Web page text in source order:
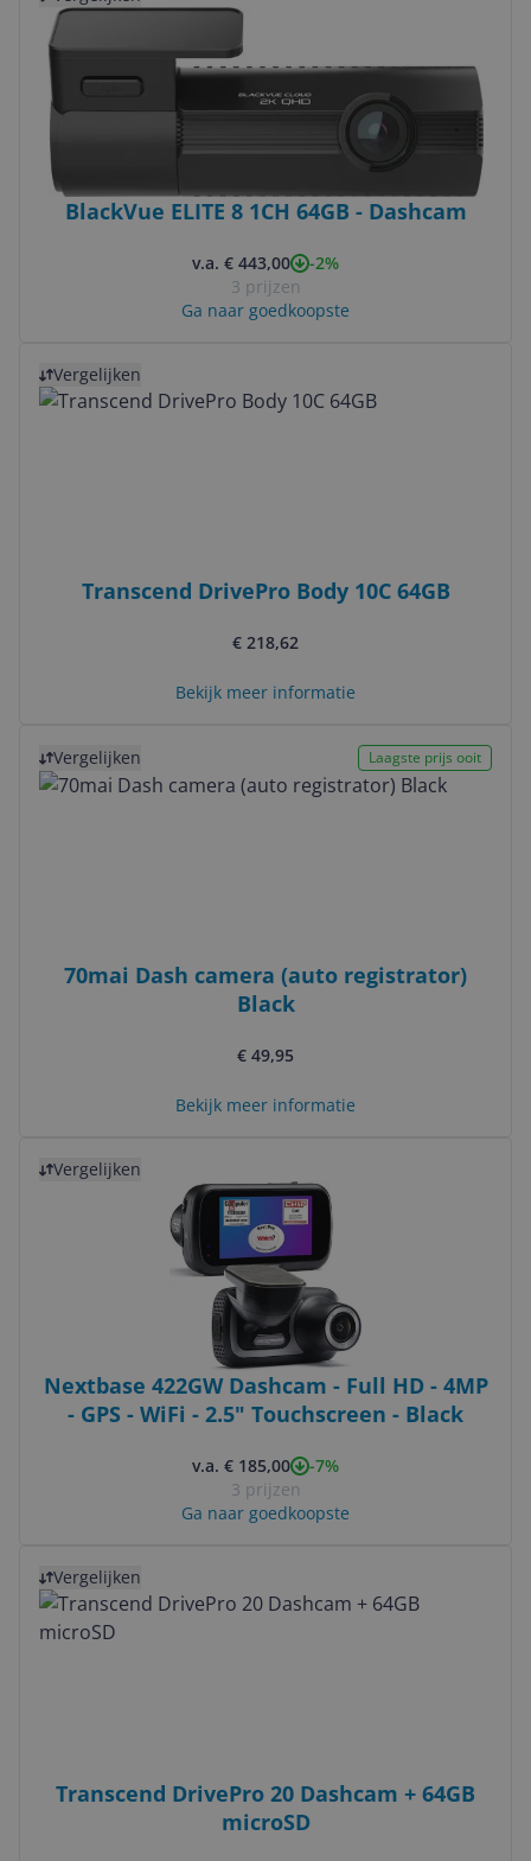
BlackVue ELITE 8 1CH 64GB - Dashcam
v.a. € 443,00
-2%
3 prijzen
Ga naar goedkoopste
Vergelijken
Transcend DrivePro Body 10C 64GB
€ 218,62
Bekijk meer informatie
Vergelijken Laagste prijs ooit
70mai Dash camera (auto registrator)
Black
€ 49,95
Bekijk meer informatie
Vergelijken
Nextbase 422GW Dashcam - Full HD - 4MP
- GPS - WiFi - 2.5" Touchscreen - Black
v.a. € 185,00
-7%
3 prijzen
Ga naar goedkoopste
Vergelijken
Transcend DrivePro 20 Dashcam + 64GB
microSD